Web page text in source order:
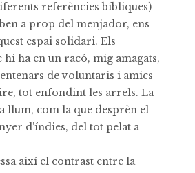
referències bíbliques)
ben a prop del menjador, ens
espai solidari. Els
ha en un racó, mig amagats,
de voluntaris i amics
tot enfondint les arrels. La
llum, com la que desprèn el
d’índies, del tot pelat a
així el contrast entre la